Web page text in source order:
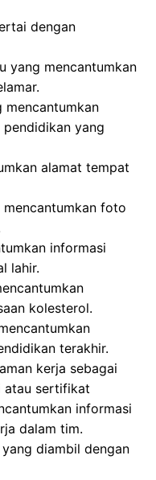
dengan
yang mencantumkan
mencantumkan
yang
alamat tempat
mencantumkan foto
informasi
lahir.
kolesterol.
terakhir.
kerja sebagai
atau sertifikat
informasi
dalam tim.
diambil dengan